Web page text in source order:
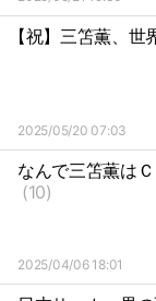
【祝】三笘薫、
2025/05/20 07:03
なんで三笘薫は
(10)
2025/04/06 18:01